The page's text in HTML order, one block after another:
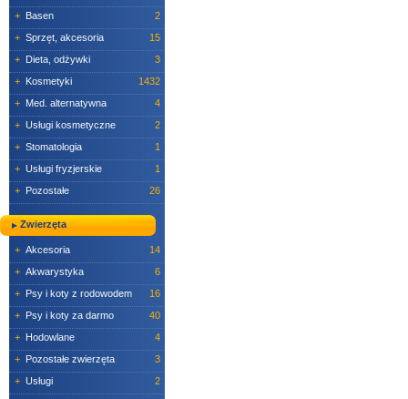
+ Basen
2
+ Sprzęt, akcesoria
15
+ Dieta, odżywki
3
+ Kosmetyki
1432
+ Med. alternatywna
4
+ Usługi kosmetyczne
2
+ Stomatologia
1
+ Usługi fryzjerskie
1
+ Pozostałe 26
Zwierzęta
+ Akcesoria
14
+ Akwarystyka
6
+ Psy i koty z rodowodem
16
+ Psy i koty za darmo
40
+ Hodowlane
4
+ Pozostałe zwierzęta
3
+ Usługi 2